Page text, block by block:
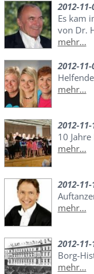
2012-11-
Es kam
von Dr.
mehr...
2012-11-
mehr...
2012-11-
10
mehr...
2012-11-
mehr...
2012-11-
Borg-
mehr...